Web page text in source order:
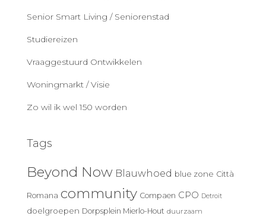
Senior Smart Living / Seniorenstad
Studiereizen
Vraaggestuurd Ontwikkelen
Woningmarkt / Visie
Zo wil ik wel 150 worden
Tags
Beyond Now Blauwhoed blue zone Città
Romana community Compaen CPO Detroit
doelgroepen Dorpsplein Mierlo-Hout duurzaam